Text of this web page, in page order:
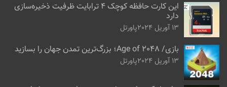
این کارت حافظه کوچک ۴ ترابایت ظرفیت ذخیره‌سازی
دارد
13 آوریل 2024 پاورتل
بازی/ Age of 2048؛ بزرگ‌ترین تمدن جهان را بسازید
13 آوریل 2024 پاورتل